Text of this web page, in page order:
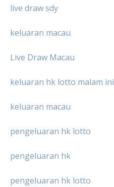
live draw sdy
keluaran macau
Live Draw Macau
keluaran hk lotto malam ini
keluaran macau
pengeluaran hk lotto
pengeluaran hk
pengeluaran hk lotto